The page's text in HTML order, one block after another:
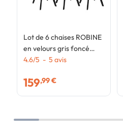
Lot de 6 chaises ROBINE
en velours gris foncé
pieds noirs
4.6/5 - 5 avis
159,99 €